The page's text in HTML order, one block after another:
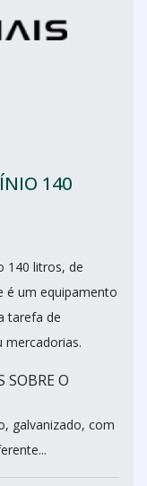
140
140 litros, de
é um equipamento
tarefa de
SOBRE O
galvanizado, com